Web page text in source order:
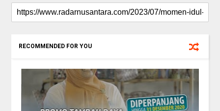
RECOMMENDED FOR YOU